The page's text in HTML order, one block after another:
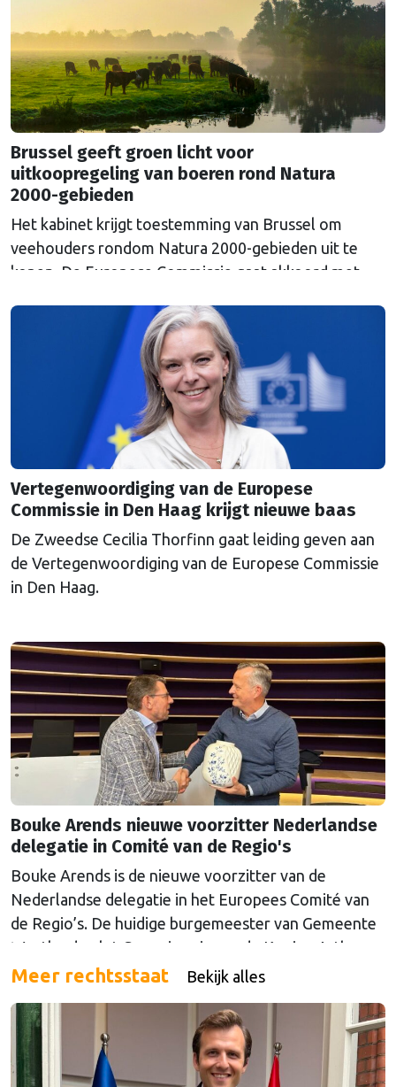
Continued
Brussel geeft groen licht voor
uitkoopregeling van boeren rond Natura
2000-gebieden
Het kabinet krijgt toestemming van Brussel om
veehouders rondom Natura 2000-gebieden uit te
kopen. De Europese Commissie gaat akkoord met
Vertegenwoordiging van de Europese
Commissie in Den Haag krijgt nieuwe baas
De Zweedse Cecilia Thorfinn gaat leiding geven aan
de Vertegenwoordiging van de Europese Commissie
in Den Haag.
Bouke Arends nieuwe voorzitter Nederlandse
delegatie in Comité van de Regio's
Bouke Arends is de nieuwe voorzitter van de
Nederlandse delegatie in het Europees Comité van
de Regio’s. De huidige burgemeester van Gemeente
Westland volgt Commissaris van de Koning Arthur
van Dijk (Noord-Holland) op, die de voorzittersrol
Nederlandse regio’s behoorlijk succesvol in hun
lobby in Brussel, en dat komt vooral omdat …
Continued
Meer rechtsstaat Bekijk alles